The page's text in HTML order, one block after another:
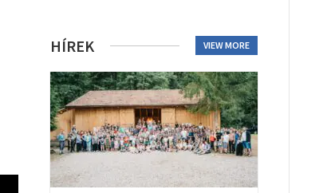
HÍREK VIEW MORE